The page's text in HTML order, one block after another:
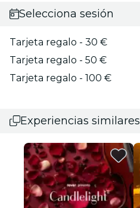
Selecciona sesión
Tarjeta regalo - 30 €
Tarjeta regalo - 50 €
Tarjeta regalo - 100 €
Experiencias similares